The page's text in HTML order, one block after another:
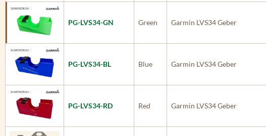
PG-LVS34-GN Green Garmin LVS34 Geber
PG-LVS34-BL Blue Garmin LVS34 Geber
PG-LVS34-RD Red Garmin LVS34 Geber